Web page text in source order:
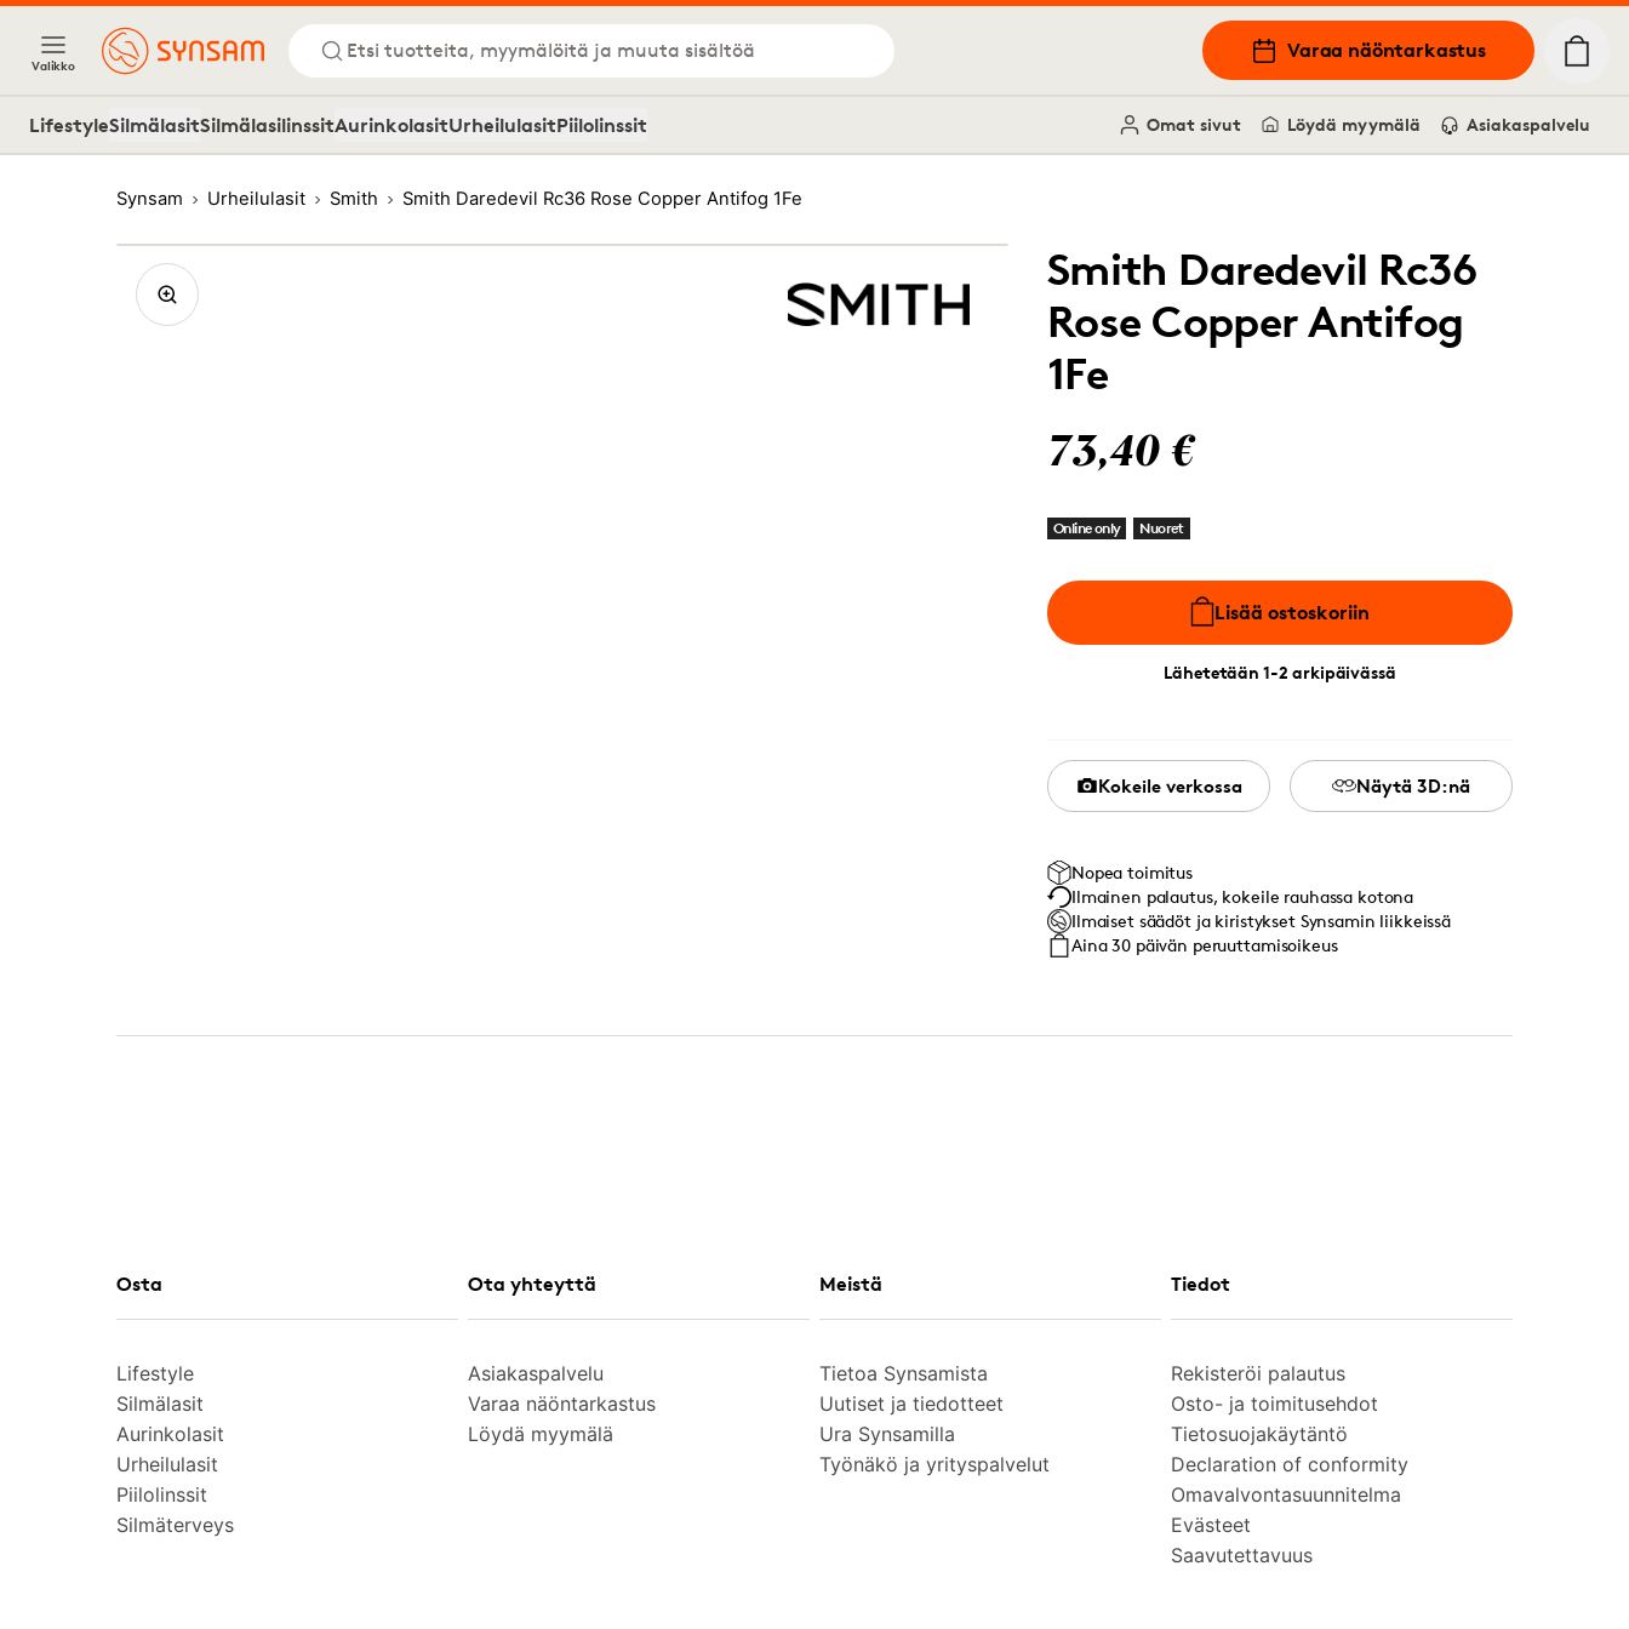
Valikko
Etsi tuotteita, myymälöitä ja muuta sisältöä Varaa näöntarkastus
LifestyleSilmälasitSilmälasilinssitAurinkolasitUrheilulasitPiilolinssit Omat sivut Löydä myymälä Asiakaspalvelu
Synsam Urheilulasit Smith Smith Daredevil Rc36 Rose Copper Antifog 1Fe
Smith Daredevil Rc36
Rose Copper Antifog
1Fe
73,40 €
Online only Nuoret
Lisää ostoskoriin
Lähetetään 1-2 arkipäivässä
Kokeile verkossa Näytä 3D:nä
Nopea toimitus
Ilmainen palautus, kokeile rauhassa kotona
Ilmaiset säädöt ja kiristykset Synsamin liikkeissä
Aina 30 päivän peruuttamisoikeus
Osta
Lifestyle
Silmälasit
Aurinkolasit
Urheilulasit
Piilolinssit
Silmäterveys
Ota yhteyttä
Asiakaspalvelu
Varaa näöntarkastus
Löydä myymälä
Meistä
Tietoa Synsamista
Uutiset ja tiedotteet
Ura Synsamilla
Työnäkö ja yrityspalvelut
Tiedot
Rekisteröi palautus
Osto- ja toimitusehdot
Tietosuojakäytäntö
Declaration of conformity
Omavalvontasuunnitelma
Evästeet
Saavutettavuus